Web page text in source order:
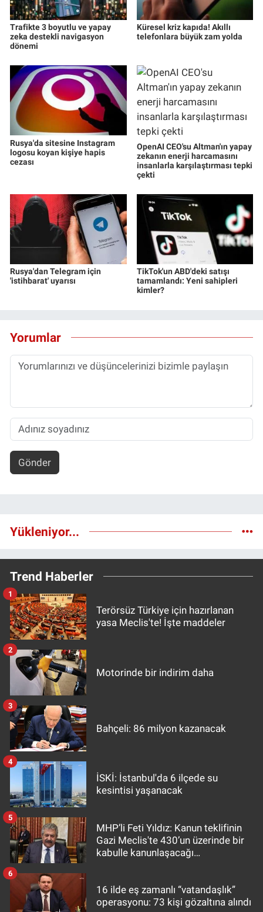
Trafikte 3 boyutlu ve yapay
zeka destekli navigasyon
dönemi
Küresel kriz kapıda! Akıllı
telefonlara büyük zam yolda
Rusya'da sitesine Instagram
logosu koyan kişiye hapis
cezası
OpenAI CEO'su Altman'ın yapay
zekanın enerji harcamasını
insanlarla karşılaştırması tepki
çekti
Rusya'dan Telegram için
'istihbarat' uyarısı
TikTok'un ABD'deki satışı
tamamlandı: Yeni sahipleri
kimler?
Yorumlar
Gönder
Yükleniyor...
Trend Haberler
Terörsüz Türkiye için hazırlanan
yasa Meclis'te! İşte maddeler
1
Motorinde bir indirim daha
2
Bahçeli: 86 milyon kazanacak
3
İSKİ: İstanbul'da 6 ilçede su
kesintisi yaşanacak
4
MHP’li Feti Yıldız: Kanun teklifinin
Gazi Meclis'te 430’un üzerinde bir
kabulle kanunlaşacağı
5
16 ilde eş zamanlı “vatandaşlık”
operasyonu: 73 kişi gözaltına alındı
6